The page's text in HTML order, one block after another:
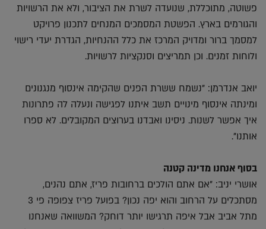
פשוטה, מתוכללת, שנועדה לשרת את הציבור, ולא את הרשויות
והגורמים בארץ. הפשטת המסמכים המנחים לתכנון פרויקט
למסמך ברור ומדויק המרכז את כלל ההנחיות, הגדרת יעדי רישוי
ולוחות זמנים. וכן תמריצים וסנקציות לרשויות.
יואב אנדרמן: "נשמח ששרת הפנים שהקימה אינסוף מנגנונים
ומינתה אינסוף מינויים תשב איתנו לפגישה ונעלה לה פתרונות
איך אפשר לשנות. ניסינו ואבדנו בערוצים המקובלים. לא ספרו
אותנו".
בסוף אנחנו מדינה קטנה
אושרי יניב: "אם אתם הולכים ברחובות פריז, אתם נהנים,
מסתכלים על הרחוב והוא יפה נכון? בפועל פריז צפופה פי 3
מתל אביב אבל איפה תרגישו יותר דוחק? המשוואה שאנחנו